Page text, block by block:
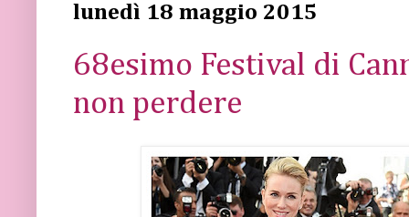
lunedì 18 maggio 2015
68esimo Festival di
non perdere